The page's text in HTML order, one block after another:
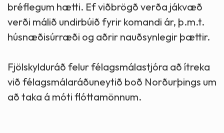
bréflegum hætti. Ef viðbrögð verða jákvæð
verði málið undirbúið fyrir komandi ár, þ.m.t.
húsnæðisúrræði og aðrir nauðsynlegir þættir.
Fjölskylduráð felur félagsmálastjóra að ítreka
við félagsmálaráðuneytið boð Norðurþings um
að taka á móti flóttamönnum.